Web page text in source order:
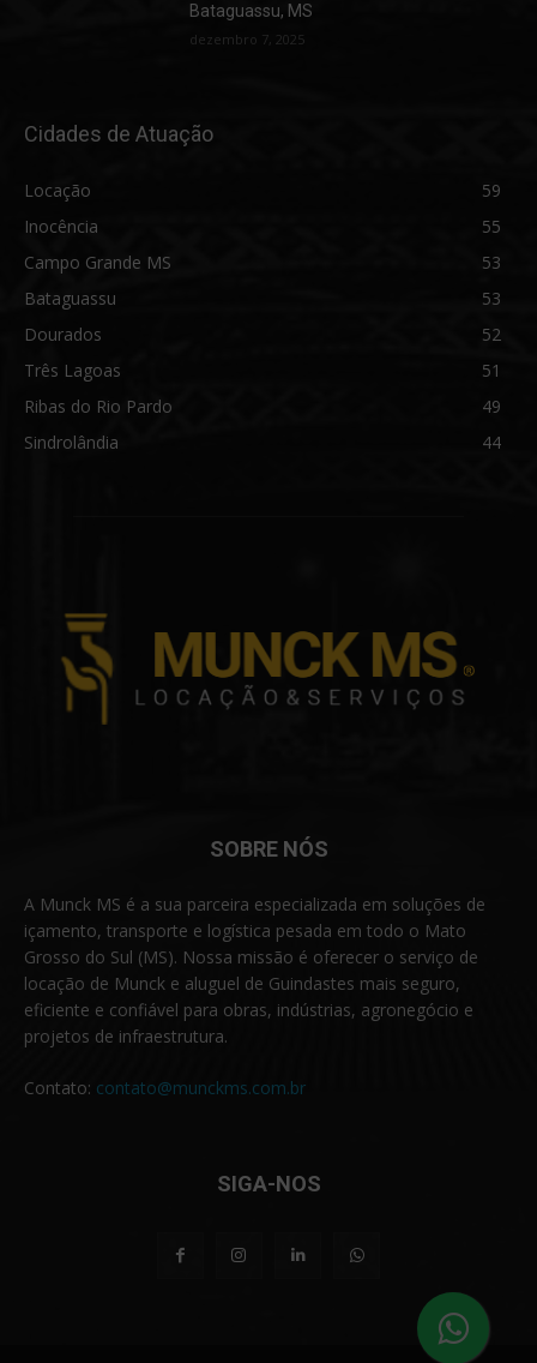
Bataguassu, MS
dezembro 7, 2025
Cidades de Atuação
Locação
59
Inocência
55
Campo Grande MS
53
Bataguassu
53
Dourados
52
Três Lagoas
51
Ribas do Rio Pardo
49
Sindrolândia
44
SOBRE NÓS
A Munck MS é a sua parceira especializada em soluções de
içamento, transporte e logística pesada em todo o Mato
Grosso do Sul (MS). Nossa missão é oferecer o serviço de
locação de Munck e aluguel de Guindastes mais seguro,
eficiente e confiável para obras, indústrias, agronegócio e
projetos de infraestrutura.
Contato: contato@munckms.com.br
SIGA-NOS